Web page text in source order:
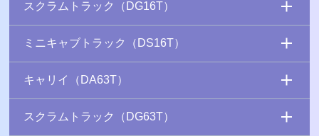
スクラムトラック（DG16T）
ミニキャブトラック（DS16T）
キャリイ（DA63T）
スクラムトラック（DG63T）